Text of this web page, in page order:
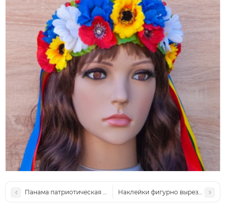
Панама патриотическая ГЕРОЯМ СЛАВАНаклейки фигурно вырезанные,